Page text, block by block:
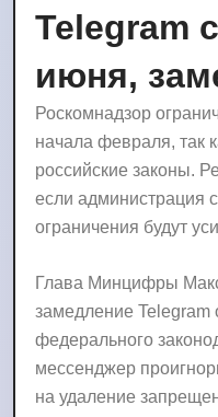
Telegram
июня,
Роскомнадзор
начала февраля, так
российские законы.
если администрация
ограничения будут
Глава Минцифры
замедление Telegram
федерального
мессенджер
на удаление